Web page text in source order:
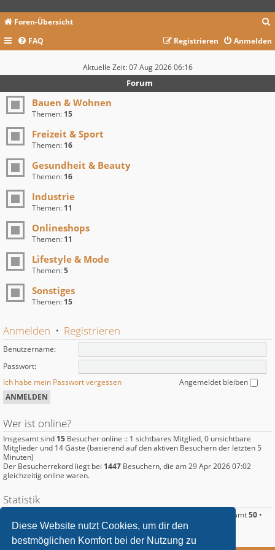
Diese Website nutzt Cookies, um dir den
bestmöglichen Komfort bei der Nutzung zu
Foren-Übersicht
c
FAQ Anmelden
Registrieren
Aktuelle Zeit: 07 Aug 2026 06:16
Forum
Bauen & Wohnen
Themen: 15
Freizeit & Sport
Themen: 16
Gesundheit & Beauty
Themen: 16
Industrie
Themen: 11
Onlineshops
Themen: 11
Lifestyle & Mode
Themen:5
Sonstiges
Themen: 15
Anmelden • Registrieren
Benutzername:
Passwort:
Ich habe mein Passwort vergessen
Angemeldet bleiben
Wer ist online?
Insgesamt sind 15 Besucher online :: 1 sichtbares Mitglied, 0 unsichtbare
Mitglieder und 14 Gäste (basierend auf den aktiven Besuchern der letzten 5
Minuten)
Der Besucherrekord liegt bei 1447 Besuchern, die am 29 Apr 2026 07:02
gleichzeitig online waren.
Statistik
• Mitglieder insgesamt50 •
Unser neuestes Mitglied:Langus